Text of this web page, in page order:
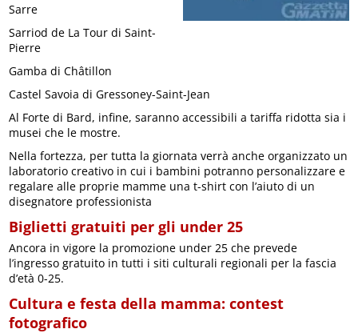
Sarre
Sarriod de La Tour di Saint-
Pierre
Gamba di Châtillon
Castel Savoia di Gressoney-Saint-Jean
Al Forte di Bard, infine, saranno accessibili a tariffa ridotta sia i
musei che le mostre.
Nella fortezza, per tutta la giornata verrà anche organizzato un
laboratorio creativo in cui i bambini potranno personalizzare e
regalare alle proprie mamme una t-shirt con l’aiuto di un
disegnatore professionista
Biglietti gratuiti per gli under 25
Ancora in vigore la promozione under 25 che prevede
l’ingresso gratuito in tutti i siti culturali regionali per la fascia
d’età 0-25.
Cultura e festa della mamma: contest
fotografico